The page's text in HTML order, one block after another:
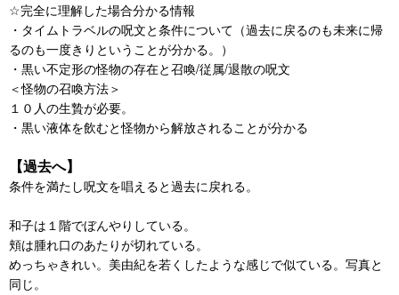
☆完全に理解した場合分かる情報
・タイムトラベルの呪文と条件について（過去に戻るのも未来に帰
るのも一度きりということが分かる。）
・黒い不定形の怪物の存在と召喚/従属/退散の呪文
＜怪物の召喚方法＞
１０人の生贄が必要。
・黒い液体を飲むと怪物から解放されることが分かる
【過去へ】
条件を満たし呪文を唱えると過去に戻れる。
和子は１階でぼんやりしている。
頬は腫れ口のあたりが切れている。
めっちゃきれい。美由紀を若くしたような感じで似ている。写真と
同じ。